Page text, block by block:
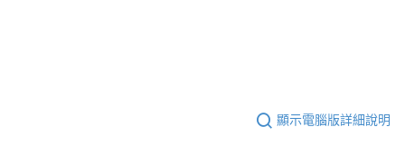
顯示電腦版詳細說明